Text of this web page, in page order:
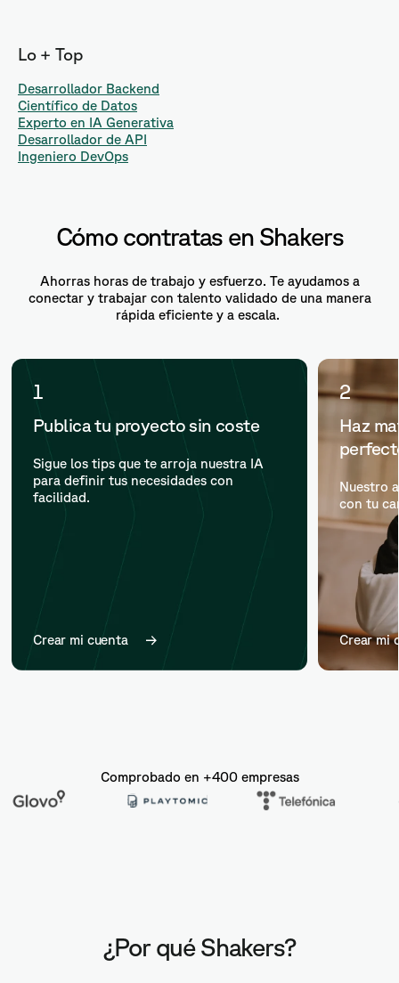
Lo + Top
Desarrollador Backend
Científico de Datos
Experto en IA Generativa
Desarrollador de API
Ingeniero DevOps
Cómo contratas en Shakers
Ahorras horas de trabajo y esfuerzo. Te ayudamos a
conectar y trabajar con talento validado de una manera
rápida eficiente y a escala.
1
Publica tu proyecto sin coste
Sigue los tips que te arroja nuestra IA
para definir tus necesidades con
facilidad.
Crear mi cuenta
2
Haz
Nuestro
con tu
Crear mi
Comprobado en +400 empresas
¿Por qué Shakers?